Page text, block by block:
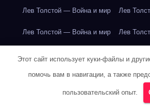
Лев Толстой — Война и мир Лев
Лев Толстой — Война и мир Лев
Лев Толстой — Война и мир Лев
Лев Толстой — Война и мир Лев
Этот сайт использует куки-файлы и
помочь вам в навигации, а также
пользовательский опыт.